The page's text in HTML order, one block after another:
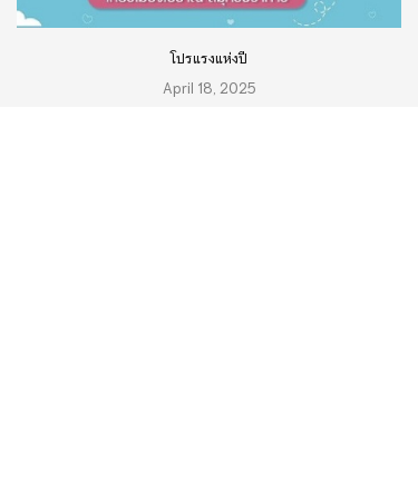
โปรแรงแห่งปี
April 18, 2025